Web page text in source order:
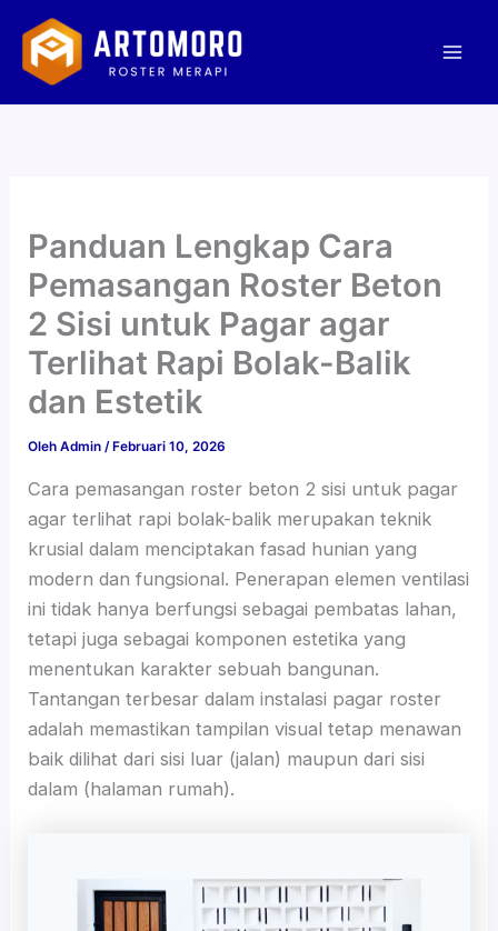
Lewati
konten
Panduan Lengkap Cara
Pemasangan Roster Beton
2 Sisi untuk Pagar agar
Terlihat Rapi Bolak-Balik
dan Estetik
OlehAdmin /Februari 10, 2026
Cara pemasangan roster beton 2 sisi untuk pagar
agar terlihat rapi bolak-balik merupakan teknik
krusial dalam menciptakan fasad hunian yang
modern dan fungsional. Penerapan elemen ventilasi
ini tidak hanya berfungsi sebagai pembatas lahan,
tetapi juga sebagai komponen estetika yang
menentukan karakter sebuah bangunan.
Tantangan terbesar dalam instalasi pagar roster
adalah memastikan tampilan visual tetap menawan
baik dilihat dari sisi luar (jalan) maupun dari sisi
dalam (halaman rumah).